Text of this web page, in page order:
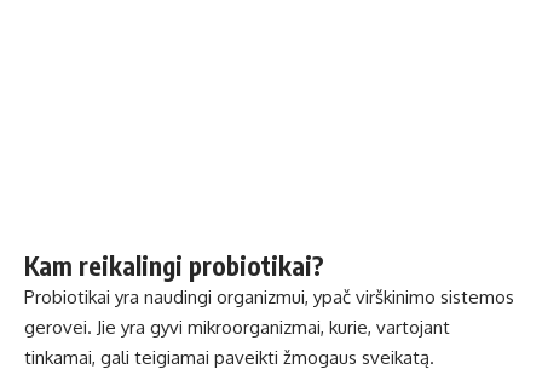
Kam reikalingi probiotikai?
Probiotikai yra naudingi organizmui, ypač virškinimo sistemos
gerovei. Jie yra gyvi mikroorganizmai, kurie, vartojant
tinkamai, gali teigiamai paveikti žmogaus sveikatą.